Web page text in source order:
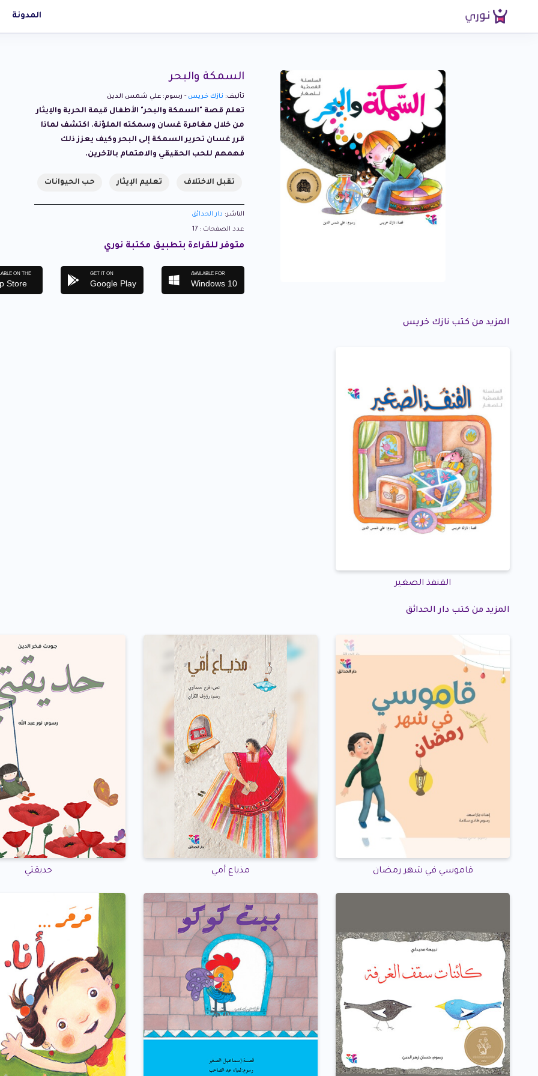
المدونة
السمكة والبحر
تأليف: نازك خريس - رسوم: علي شمس الدين
تعلم قصة "السمكة والبحر" الأطفال قيمة الحرية والإيثار
من خلال مغامرة غسان وسمكته الملوّنة. اكتشف لماذا
قرر غسان تحرير السمكة إلى البحر وكيف يعزز ذلك
فهمهم للحب الحقيقي والاهتمام بالآخرين.
تقبل الاختلاف تعليم الإيثار حب الحيوانات
الناشر: دار الحدائق
عدد الصفحات : 17
متوفر للقراءة بتطبيق مكتبة نوري
ON THE
Store
GET IT ON
Google Play
AVAILABLE FOR
Windows 10
المزيد من كتب نازك خريس
القنفذ الصغير
المزيد من كتب دار الحدائق
قاموسي في شهر رمضان مذياع أمي حديقتي